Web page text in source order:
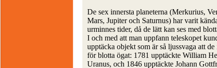
De sex innersta planeterna (Merkurius,
Mars, Jupiter och Saturnus) har varit
urminnes tider, då de lätt kan ses med
I och med att man uppfann teleskopet
upptäcka objekt som är så ljussvaga att de
för blotta ögat: 1781 upptäckte William
Uranus, och 1846 upptäckte Johann